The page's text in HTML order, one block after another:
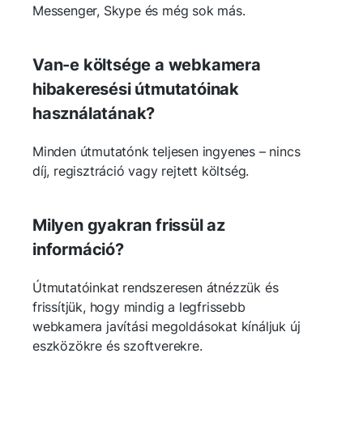
Messenger, Skype és még sok más.
Van-e költsége a webkamera
hibakeresési útmutatóinak
használatának?
Minden útmutatónk teljesen ingyenes – nincs
díj, regisztráció vagy rejtett költség.
Milyen gyakran frissül az
információ?
Útmutatóinkat rendszeresen átnézzük és
frissítjük, hogy mindig a legfrissebb
webkamera javítási megoldásokat kínáljuk új
eszközökre és szoftverekre.